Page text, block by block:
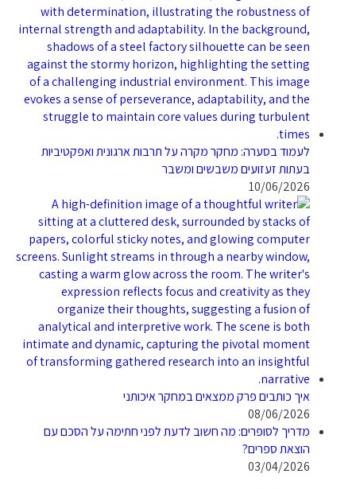
לעמוד בסערה: מחקר מקרה על תרבות ארגונית ואפקטיביות
בעתות זעזועים משבשים ומשבר
10/06/2026
איך כותבים פרק ממצאים במחקר איכותני
08/06/2026
מדריך לסופרים: מה חשוב לדעת לפני חתימה על הסכם עם
הוצאת ספרים?
03/04/2026